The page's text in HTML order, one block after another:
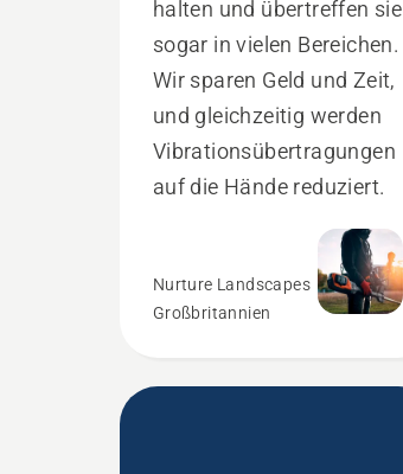
halten und übertreffen sie
sogar in vielen Bereichen.
Wir sparen Geld und Zeit,
und gleichzeitig werden
Vibrationsübertragungen
auf die Hände reduziert.
Nurture Landscapes
Großbritannien